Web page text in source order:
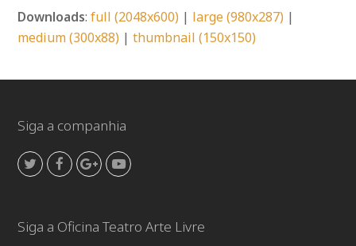
Downloads:full (2048x600) | large (980x287) |
medium (300x88) |thumbnail (150x150)
Siga a companhia
TwitterFacebookGooglePlus
Youtube
Siga a Oficina Teatro Arte Livre